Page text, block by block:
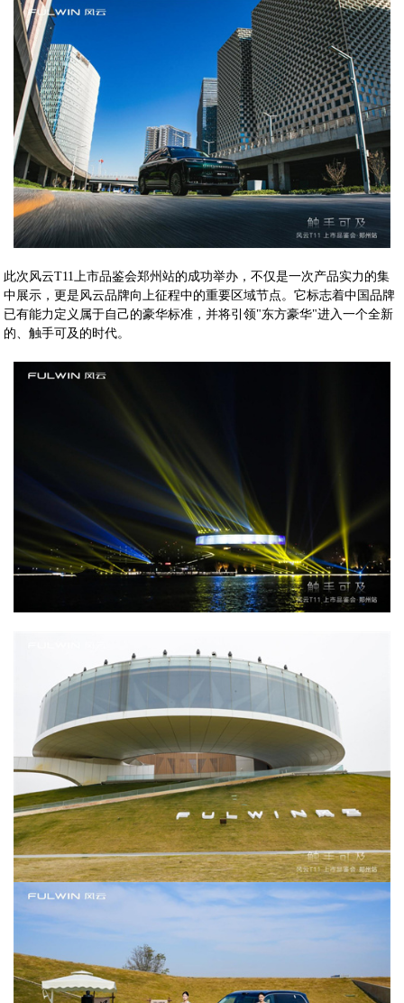
此次风云T11上市品鉴会郑州站的成功举办，不仅是一次产品实力的集
中展示，更是风云品牌向上征程中的重要区域节点。它标志着中国品牌
已有能力定义属于自己的豪华标准，并将引领"东方豪华"进入一个全新
的、触手可及的时代。